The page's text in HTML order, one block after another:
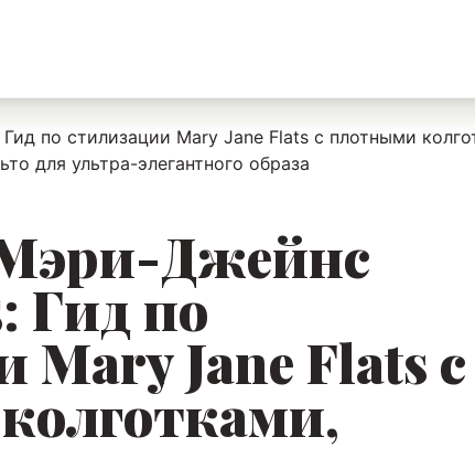
Гид по
Jane Flats с
носками и